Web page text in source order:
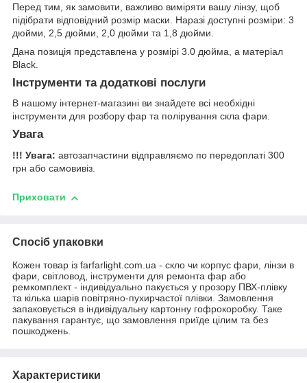
Перед тим, як замовити, важливо виміряти вашу лінзу, щоб
підібрати відповідний розмір маски. Наразі доступні розміри: 3
дюйми, 2,5 дюйми, 2,0 дюйми та 1,8 дюйми.
Дана позиція представлена у розмірі 3.0 дюйма, а матеріал
Black.
Інструменти та додаткові послуги
В нашому інтернет-магазині ви знайдете всі необхідні
інструменти для розбору фар та полірування скла фари.
Увага
!!! Увага: автозапчастини відправляємо по передоплаті 300
грн або самовивіз.
Приховати
Спосіб упаковки
Кожен товар із farfarlight.com.ua - скло чи корпус фари, лінзи в
фари, світловод, інструменти для ремонта фар або
ремкомплект - індивідуально пакується у прозору ПВХ-плівку
та кілька шарів повітряно-пухирчастої плівки. Замовлення
запаковується в індивідуальну картонну гофрокоробку. Таке
пакування гарантує, що замовлення приїде цілим та без
пошкоджень.
Характеристики